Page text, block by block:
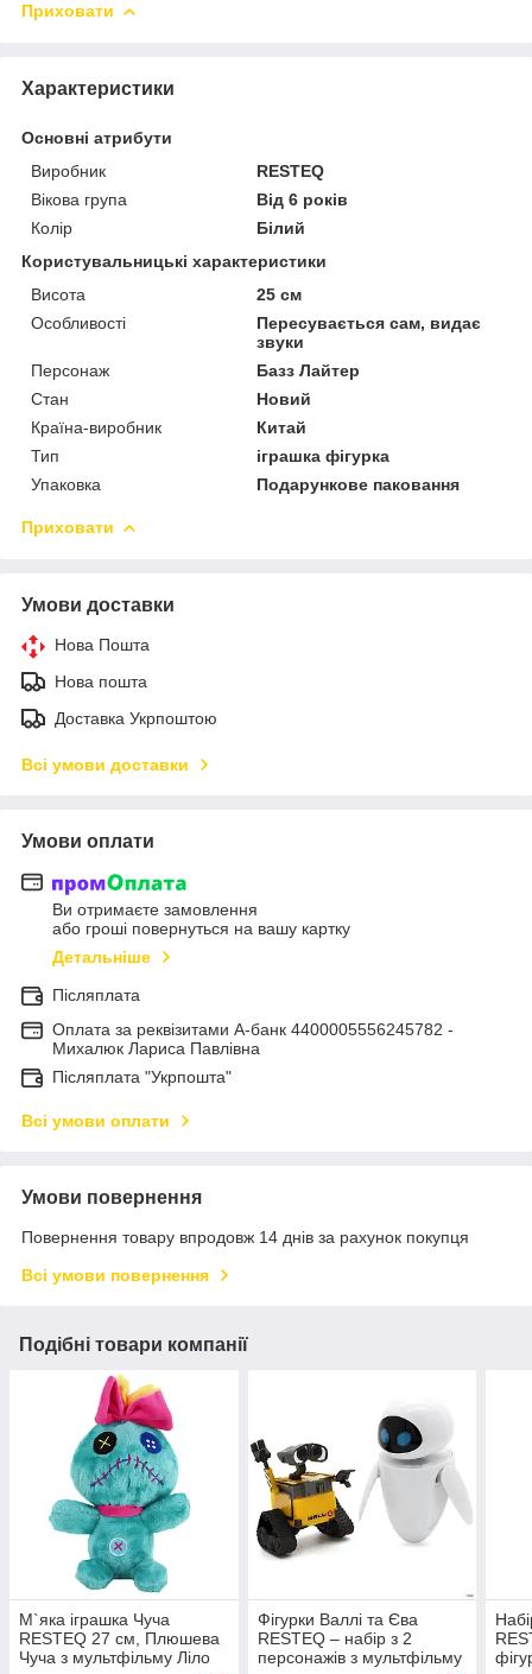
Приховати
Характеристики
Основні атрибути
Виробник
RESTEQ
Вікова група
Від 6 років
Колір
Білий
Користувальницькі характеристики
Висота
25 см
Особливості
Пересувається сам, видає
звуки
Персонаж
Базз Лайтер
Стан
Новий
Країна-виробник
Китай
Тип
іграшка фігурка
Упаковка
Подарункове паковання
Приховати
Умови доставки
Нова Пошта
Нова пошта
Доставка Укрпоштою
Всі умови доставки
Умови оплати
Ви отримаєте замовлення
або гроші повернуться на вашу картку
Детальніше
Післяплата
Оплата за реквізитами А-банк 4400005556245782 -
Михалюк Лариса Павлівна
Післяплата "Укрпошта"
Всі умови оплати
Умови повернення
Повернення товару впродовж 14 днів за рахунок покупця
Всі умови повернення
Подібні товари компанії
М`яка іграшка Чуча
RESTEQ 27 см, Плюшева
Чуча з мультфільму Ліло
Фігурки Валлі та Єва
RESTEQ – набір з 2
персонажів з мультфільму